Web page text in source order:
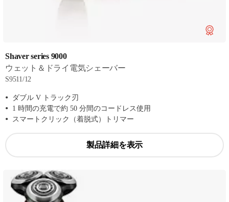
Shaver series 9000
ウェット＆ドライ電気シェーバー
S9511/12
ダブル V トラック刃
1 時間の充電で約 50 分間のコードレス使用
スマートクリック（着脱式）トリマー
製品詳細を表示